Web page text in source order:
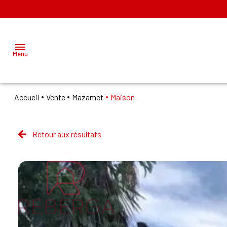
Menu
ACHETER
VENDRE
GÉRER
NOS
MAZAMET
LABRUGUIERE
Accueil Vente Mazamet Maison
Retour aux résultats